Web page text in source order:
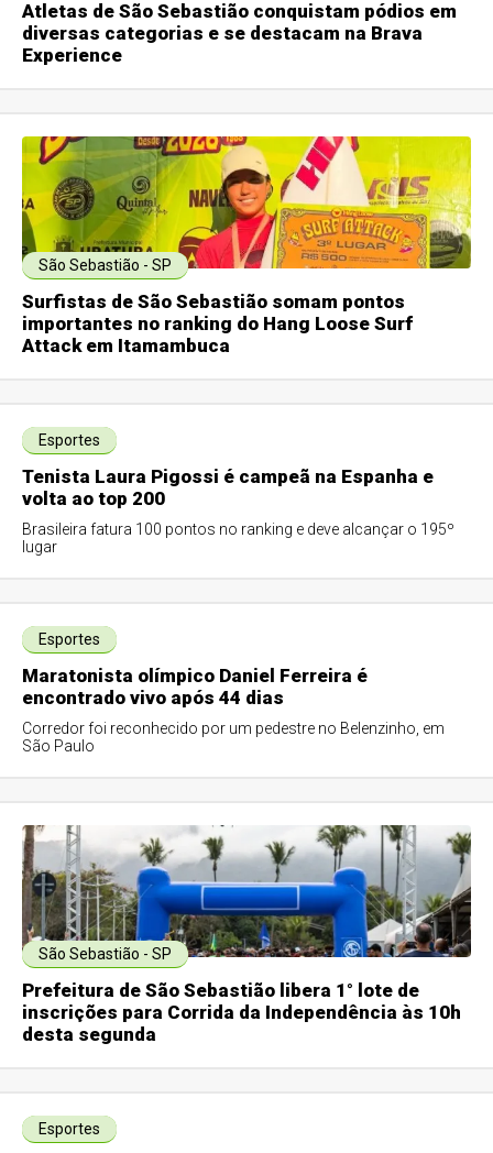
Atletas de São Sebastião conquistam pódios em
diversas categorias e se destacam na Brava
Experience
São Sebastião - SP
Surfistas de São Sebastião somam pontos
importantes no ranking do Hang Loose Surf
Attack em Itamambuca
Esportes
Tenista Laura Pigossi é campeã na Espanha e
volta ao top 200
Brasileira fatura 100 pontos no ranking e deve alcançar o 195º
lugar
Esportes
Maratonista olímpico Daniel Ferreira é
encontrado vivo após 44 dias
Corredor foi reconhecido por um pedestre no Belenzinho, em
São Paulo
São Sebastião - SP
Prefeitura de São Sebastião libera 1° lote de
inscrições para Corrida da Independência às 10h
desta segunda
Esportes